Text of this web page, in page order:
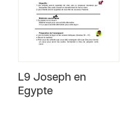
L9 Joseph en
Egypte